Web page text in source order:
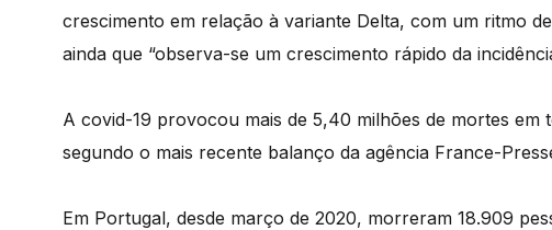
crescimento em relação à variante Delta, com um ritmo
ainda que “observa-se um crescimento rápido da
A covid-19 provocou mais de 5,40 milhões de mortes em
segundo o mais recente balanço da agência France-
Em Portugal, desde março de 2020, morreram 18.909